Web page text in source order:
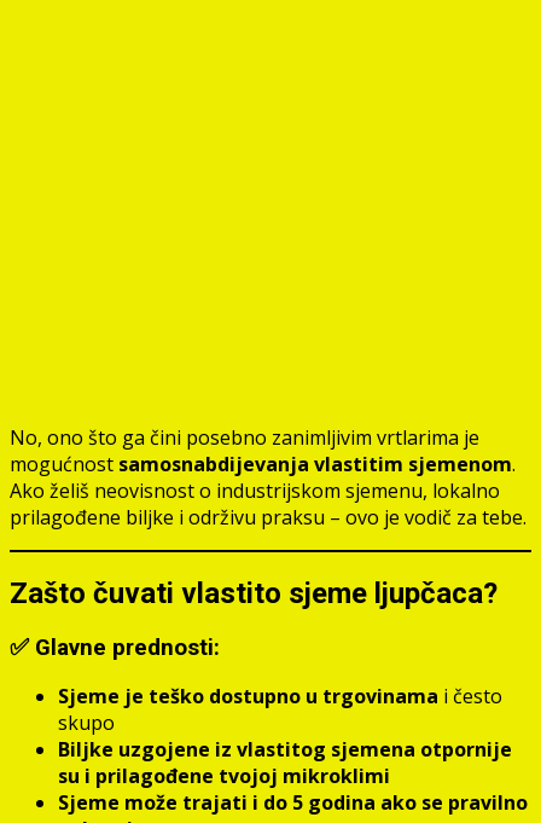
No, ono što ga čini posebno zanimljivim vrtlarima je
mogućnost samosnabdijevanja vlastitim sjemenom.
Ako želiš neovisnost o industrijskom sjemenu, lokalno
prilagođene biljke i održivu praksu – ovo je vodič za tebe.
Zašto čuvati vlastito sjeme ljupčaca?
✅ Glavne prednosti:
Sjeme je teško dostupno u trgovinama i često
skupo
Biljke uzgojene iz vlastitog sjemena otpornije
su i prilagođene tvojoj mikroklimi
Sjeme može trajati i do 5 godina ako se pravilno